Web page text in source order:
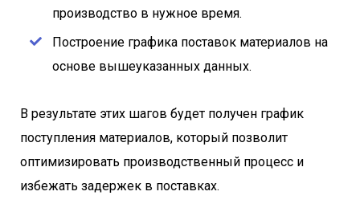
производство в нужное время.
Построение графика поставок материалов на
основе вышеуказанных данных.
В результате этих шагов будет получен график
поступления материалов, который позволит
оптимизировать производственный процесс и
избежать задержек в поставках.